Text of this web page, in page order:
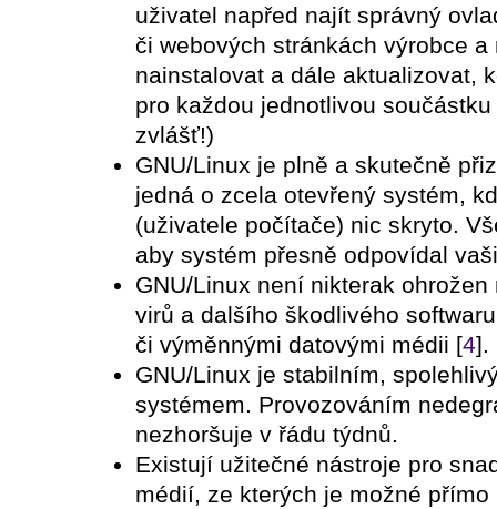
uživatel napřed najít správný
či webových stránkách výrobce
nainstalovat a dále aktualizovat,
pro každou jednotlivou
zvlášť!)
GNU/Linux je plně a skutečně
jedná o zcela otevřený systém,
(uživatele počítače) nic skryto.
aby systém přesně odpovídal
GNU/Linux není nikterak
virů a dalšího škodlivého
či výměnnými datovými médii [4].
GNU/Linux je stabilním,
systémem. Provozováním
nezhoršuje v řádu týdnů.
Existují užitečné nástroje pro
médií, ze kterých je možné